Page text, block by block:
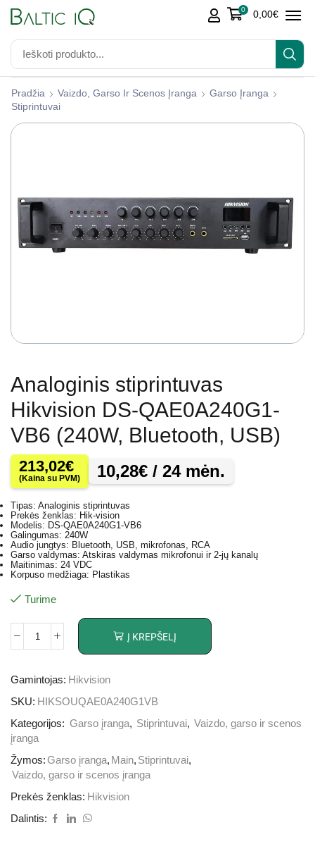
0 0,00€
Pradžia Vaizdo, Garso Ir Scenos Įranga
Garso Įranga
Stiprintuvai
Analoginis stiprintuvas
Hikvision DS-QAE0A240G1-
VB6 (240W, Bluetooth, USB)
213,02€
(Kaina su PVM) 10,28€ / 24 mėn.
Tipas: Analoginis stiprintuvas
Prekės ženklas: Hik-vision
Modelis: DS-QAE0A240G1-VB6
Galingumas: 240W
Audio jungtys: Bluetooth, USB, mikrofonas, RCA
Garso valdymas: Atskiras valdymas mikrofonui ir 2-jų kanalų
Maitinimas: 24 VDC
Korpuso medžiaga: Plastikas
Turime
Į KREPŠELĮ
Gamintojas: Hikvision
SKU: HIKSOUQAE0A240G1VB
Kategorijos: Garso įranga, Stiprintuvai, Vaizdo, garso ir scenos
įranga
Žymos:Garso įranga, Main, Stiprintuvai,
Vaizdo, garso ir scenos įranga
Prekės ženklas: Hikvision
Dalintis: